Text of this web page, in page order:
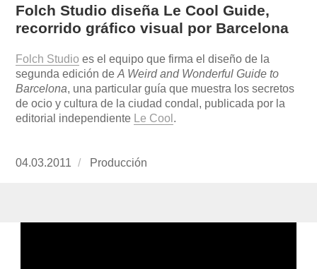
Folch Studio diseña Le Cool Guide,
recorrido gráfico visual por Barcelona
Folch Studio es el equipo que firma el diseño de la
segunda edición deA Weird and Wonderful Guide to
Barcelona, una particular guía que muestra los secretos
de ocio y cultura de la ciudad condal, publicada por la
editorial independiente
Le Cool .
Publicado
04.03.2011 https://www.experimenta.es/author/
Producción